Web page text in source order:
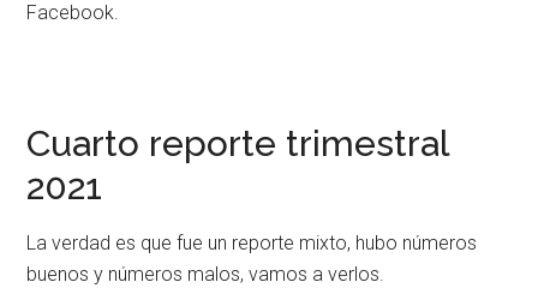
Facebook.
Cuarto reporte trimestral
2021
La verdad es que fue un reporte mixto, hubo números
buenos y números malos, vamos a verlos.